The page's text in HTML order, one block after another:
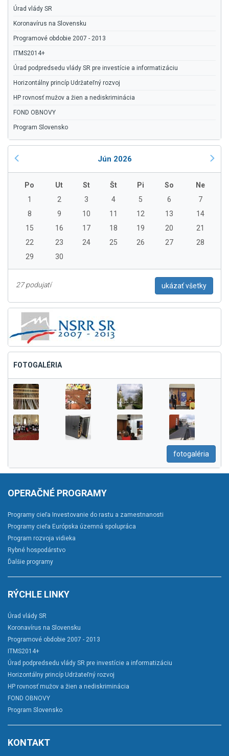
Úrad vlády SR
Koronavírus na Slovensku
Programové obdobie 2007 - 2013
ITMS2014+
Úrad podpredsedu vlády SR pre investície a informatizáciu
Horizontálny princíp Udržateľný rozvoj
HP rovnosť mužov a žien a nediskriminácia
FOND OBNOVY
Program Slovensko
Jún 2026
Po Ut St Št Pi So
Ne
1
2 3 4 5 6
7
8
9 10 11 12 13
14
15
16 17 18 19 20
21
22
23 24 25 26 27
28
29
30
27 podujatí ukázať všetky
FOTOGALÉRIA
fotogaléria
OPERAČNÉ PROGRAMY
Programy cieľa Investovanie do rastu a zamestnanosti
Programy cieľa Európska územná spolupráca
Program rozvoja vidieka
Rybné hospodárstvo
Ďalšie programy
RÝCHLE LINKY
Úrad vlády SR
Koronavírus na Slovensku
Programové obdobie 2007 - 2013
ITMS2014+
Úrad podpredsedu vlády SR pre investície a informatizáciu
Horizontálny princíp Udržateľný rozvoj
HP rovnosť mužov a žien a nediskriminácia
FOND OBNOVY
Program Slovensko
KONTAKT